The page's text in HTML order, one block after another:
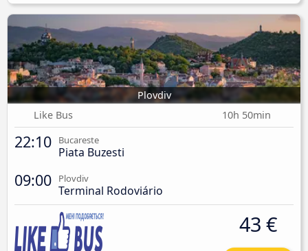
Plovdiv
Like Bus
10h 50min
22:10 Bucareste
Piata Buzesti
09:00 Plovdiv
Terminal Rodoviário
43 €